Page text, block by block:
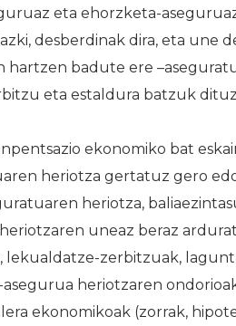
eta ehorzketa-
desberdinak dira, eta une
hartzen badute ere
eta estaldura batzuk
ekonomiko bat
heriotza gertatuz gero
heriotza,
heriotzaren uneaz beraz
lekualdatze-zerbitzuak,
heriotzaren
ekonomikoak (zorrak,